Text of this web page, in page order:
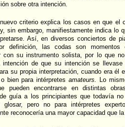
sobre otra intención.
criterio explica los casos en que el
sin embargo, manifiestamente indica lo
Así, en diversos conciertos de
definición, las codas son
con su instrumento solista, por lo que
intención de que su intención se
su propia interpretación, cuando era él
bien para intérpretesamateurs.
Lo
pueden encontrarse en distintas
guía a los principiantes que todavía
glosar, pero no para intérpretes
reconocería una mayor capacidad que